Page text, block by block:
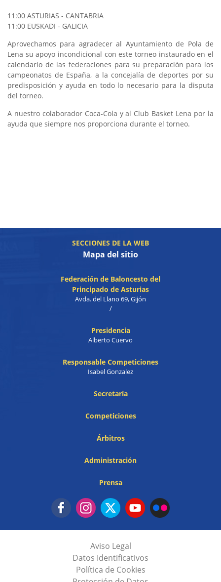
11:00 ASTURIAS - CANTABRIA
11:00 EUSKADI - GALICIA
Aprovechamos para agradecer al Ayuntamiento de Pola de
Lena su apoyo incondicional con este torneo instaurado en el
calendario de las federaciones para su preparación para los
campeonatos de España, a la concejalía de deportes por su
predisposición y ayuda en todo lo necesario para la disputa
del torneo.
A nuestro colaborador Coca-Cola y al Club Basket Lena por la
ayuda que siempre nos proporciona durante el torneo.
SECCIONES DE LA WEB
Mapa del sitio
Federación de Baloncesto del
Principado de Asturias
Avda. del Llano 69, Gijón
/
Presidencia
Alberto Cuervo
Responsable Competiciones
Isabel Gonzalez
Secretaría
Competiciones
Árbitros
Administración
Prensa
Aviso Legal
Datos Identificativos
Política de Cookies